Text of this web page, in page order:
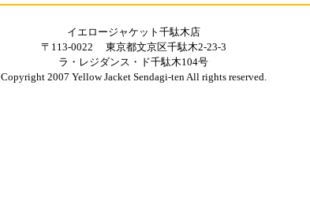
イエロージャケット千駄木店
〒113-0022 東京都文京区千駄木2-23-3
ラ・レジダンス・ド千駄木104号
Copyright 2007 Yellow Jacket Sendagi-ten All rights reserved.